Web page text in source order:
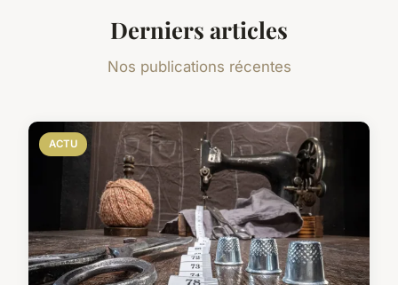
Derniers articles
Nos publications récentes
ACTU